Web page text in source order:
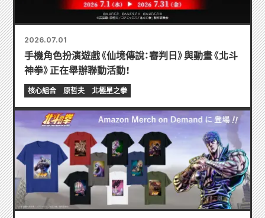
2026.07.01
手機角色扮演遊戲《仙境傳說：審判日》與動畫《北斗
神拳》正在舉辦聯動活動！
核心組合 原哲夫 北極星之拳